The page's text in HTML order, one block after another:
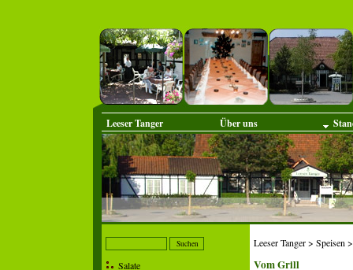
Salate
Leeser Tanger> Speisen
Vom Grill
Leeser Tanger Über uns